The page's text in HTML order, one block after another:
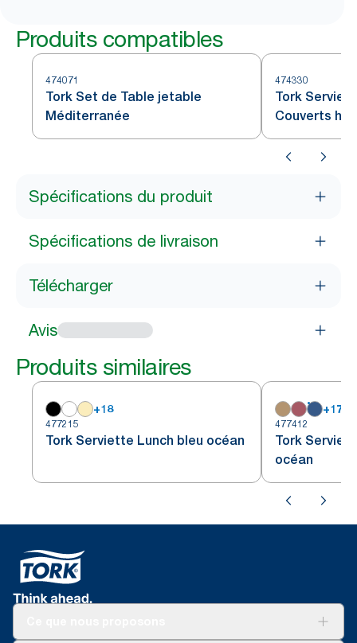
Produits compatibles
474071
Tork Set de Table jetable
Méditerranée
474330
Tork
Couverts
Spécifications du produit
Spécifications de livraison
Télécharger
Avis
Produits similaires
+18
477215
Tork Serviette Lunch bleu océan
+17
477412
Tork
océan